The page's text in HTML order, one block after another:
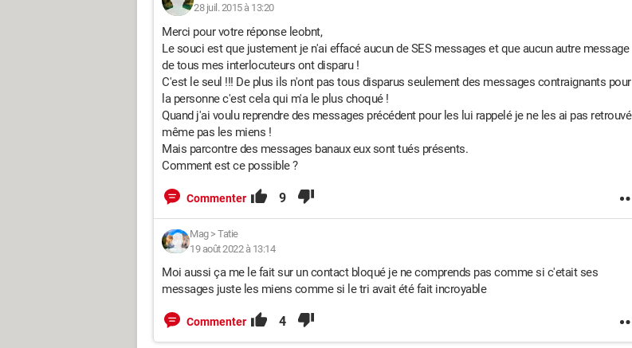
28 juil. 2015 à 13:20
Merci pour votre réponse leobnt,
Le souci est que justement je n'ai effacé aucun de SES messages et que aucun autre message
de tous mes interlocuteurs ont disparu !
C'est le seul !!! De plus ils n'ont pas tous disparus seulement des messages contraignants pour
la personne c'est cela qui m'a le plus choqué !
Quand j'ai voulu reprendre des messages précédent pour les lui rappelé je ne les ai pas retrouvé
même pas les miens !
Mais parcontre des messages banaux eux sont tués présents.
Comment est ce possible ?
Commenter 9
Mag> Tatie
19 août 2022 à 13:14
Moi aussi ça me le fait sur un contact bloqué je ne comprends pas comme si c'etait ses
messages juste les miens comme si le tri avait été fait incroyable
Commenter 4